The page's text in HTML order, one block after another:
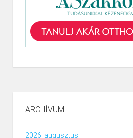
ARCHÍVUM
2026. augusztus